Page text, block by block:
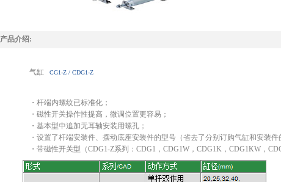
产品介绍:
气缸 CG1-Z / CDG1-Z
・杆端内螺纹已标准化；
・磁性开关操作性提高，微调位置更容易；
・基本型中追加无耳轴安装用螺孔；
・设置了杆端安装件、摆动底座安装件的型号（省去了分别订购气缸和安装件
・带磁性开关型（CDG1-Z系列：CDG1，CDG1W，CDG1K，CDG1KW，